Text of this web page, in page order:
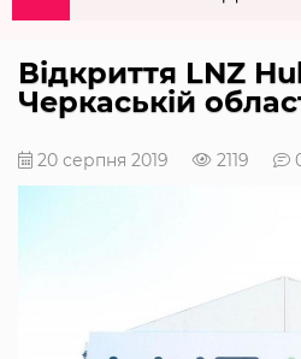
Відкриття LNZ
Черкаській
20 серпня 2019 2119